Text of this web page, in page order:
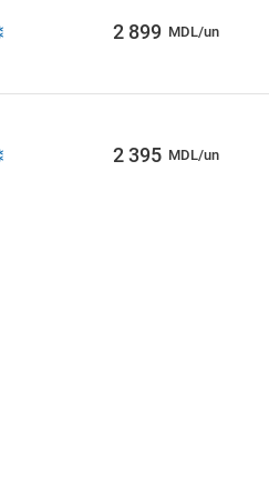
2 899 MDL/un
2 395 MDL/un